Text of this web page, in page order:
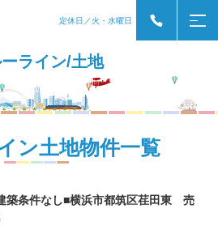
定休日／火・水曜日
ライン/土地
ン土地物件一覧
築条件なし■横浜市都筑区荏田東 売